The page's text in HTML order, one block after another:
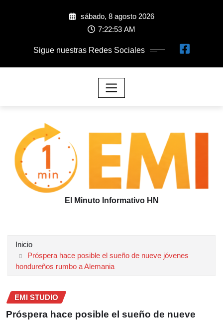
sábado, 8 agosto 2026
7:22:54 AM
Sigue nuestras Redes Sociales
El Minuto Informativo HN
Inicio
Próspera hace posible el sueño de nueve jóvenes
hondureños rumbo a Alemania
EMI STUDIO
Próspera hace posible el sueño de nueve